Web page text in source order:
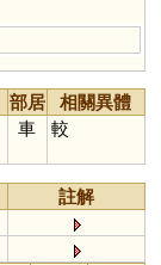
部居
相關異體
車 較
註解